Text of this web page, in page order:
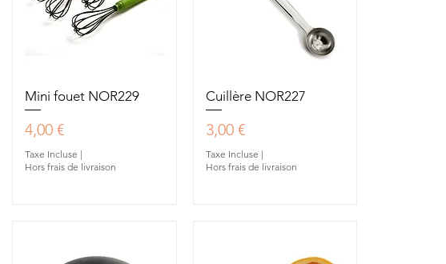
Aperçu rapide
Mini fouet NOR229
Prix
4,00 €
Taxe Incluse |
Hors frais de livraison
Aperçu rapide
Cuillère NOR227
Prix
3,00 €
Taxe Incluse |
Hors frais de livraison